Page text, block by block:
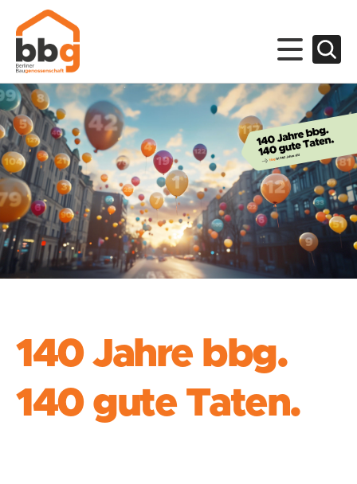
140 Jahre bbg.
140 gute Taten.